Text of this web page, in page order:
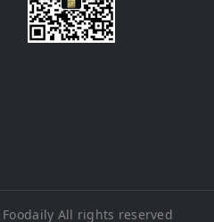
Foodaily All rights reserved